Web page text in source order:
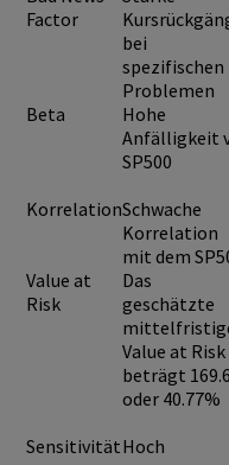
Factor
bei
spezifischen
Problemen
Beta
Hohe
Anfälligkeit
SP500
KorrelationSchwache
Korrelation
mit dem
Value at
Risk
Das
geschätzte
Value at Risk
beträgt
oder 40.77%
SensitivitätHoch